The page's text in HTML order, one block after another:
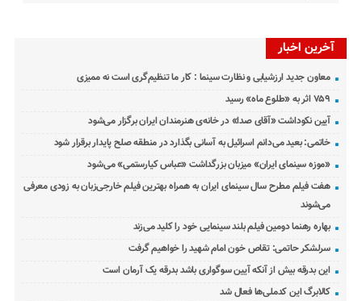
آخرین اخبار
معاون جدید ارزشیابی و نظارت سینما : کار ما تنظیم‌گری است نه ممیزی
۷۵۹ اثر به «طلوع ماه» رسید
آیین نکوداشت «آقای صدا» در خانه‌ی هنرمندان ایران برگزار می‌شود
خاتمی: بعید می‌دانم اسرائیل به آسانی بگذارد در منطقه صلح پایدار برقرار شود
«موزه سینمای ایران» میزبان بزرگداشت «عباس کیارستمی» می‌شود
هفت فیلم مطرح سال سینمای ایران به همراه بهترین فیلم خارجی‌زبان به زودی معرفی
می‌شوند
بهاره رهنما دومین فیلم بلند سینمایی خود را کلید می‌زند
سرلشکر حاتمی: تقاص خون امام شهید را خواهیم گرفت
این بدرقه بیش از آنکه آیین سوگواری باشد بدرقه یک آرمان است
کالابرگ این کدملی‌ها فعال شد